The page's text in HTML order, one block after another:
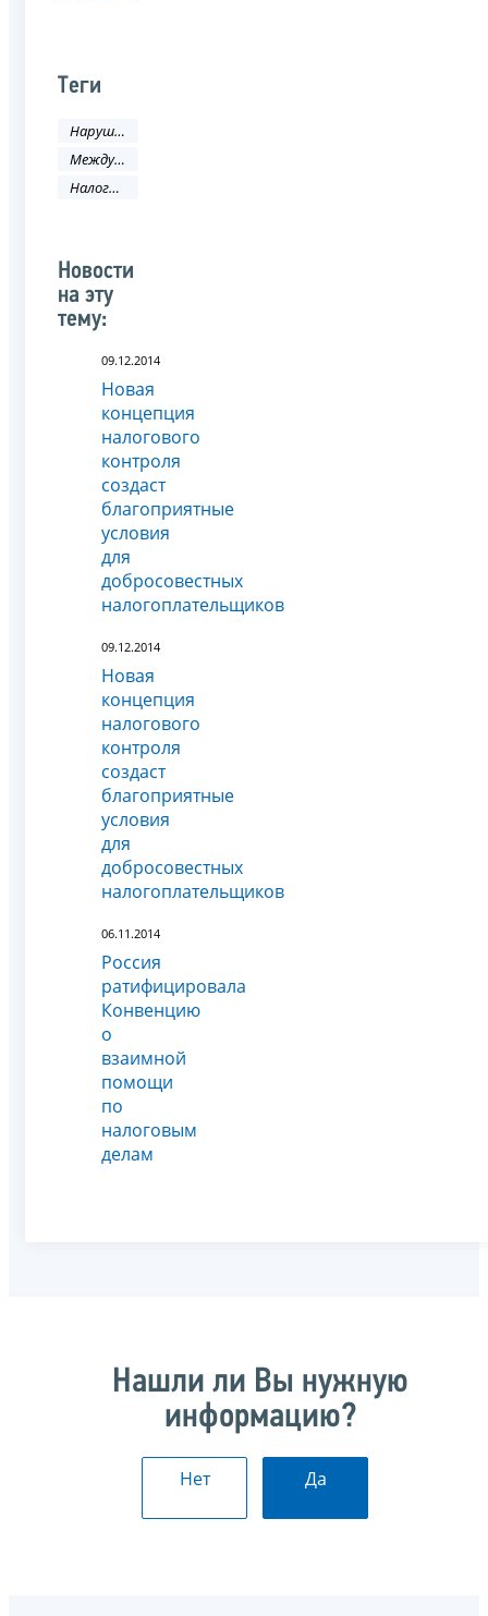
Теги
Нарушения налогового законодательства
Международное сотрудничество
Налоговое законодательство
Новости
на эту
тему:
09.12.2014
Новая
концепция
налогового
контроля
создаст
благоприятные
условия
для
добросовестных
налогоплательщиков
09.12.2014
Новая
концепция
налогового
контроля
создаст
благоприятные
условия
для
добросовестных
налогоплательщиков
06.11.2014
Россия
ратифицировала
Конвенцию
о
взаимной
помощи
по
налоговым
делам
Нашли ли Вы нужную
информацию?
Нет Да